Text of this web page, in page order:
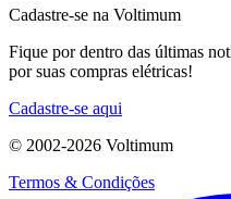
Cadastre-se na Voltimum
Fique por dentro das últimas
por suas compras elétricas!
Cadastre-se aqui
© 2002-2026 Voltimum
Termos & Condições